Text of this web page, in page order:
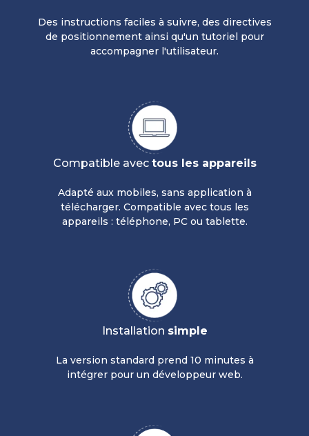
Des instructions faciles à suivre, des directives
de positionnement ainsi qu'un tutoriel pour
accompagner l'utilisateur.
Compatible avec tous les appareils
Adapté aux mobiles, sans application à
télécharger. Compatible avec tous les
appareils : téléphone, PC ou tablette.
Installation simple
La version standard prend 10 minutes à
intégrer pour un développeur web.